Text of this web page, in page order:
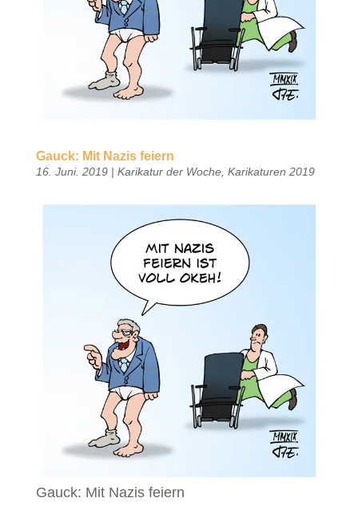
Gauck: Mit Nazis feiern
16. Juni. 2019| Karikatur der Woche, Karikaturen 2019
Gauck: Mit Nazis feiern